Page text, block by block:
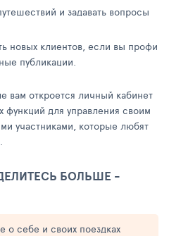
и задавать вопросы
новых клиентов, если вы профи
публикации.
вам откроется личный кабинет
для управления своим
участниками, которые любят
БОЛЬШЕ -
о себе и своих поездках